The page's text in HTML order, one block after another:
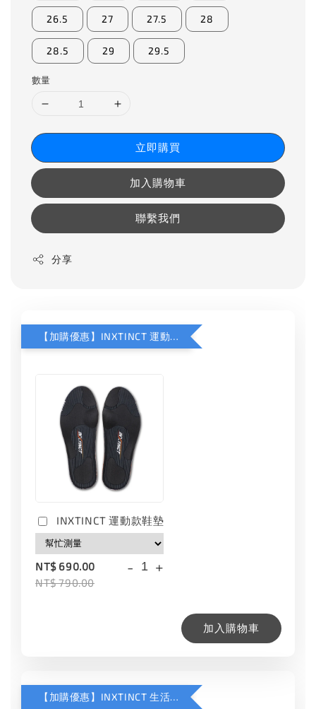
26.5 27 27.5 28
28.5 29 29.5
數量
立即購買
加入購物車
聯繫我們
分享
【加購優惠】INXTINCT 運動款鞋墊
INXTINCT 運動款鞋墊
NT$ 690.00
NT$ 790.00
- +
加入購物車
【加購優惠】INXTINCT 生活日用鞋墊